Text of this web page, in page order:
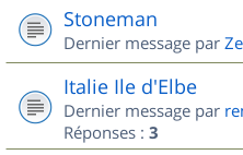
Stoneman
Dernier message par
Italie Ile d'Elbe
Dernier message par
Réponses : 3